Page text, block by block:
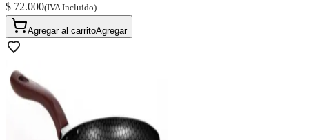
$ 72.000(IVA Incluido)
Agregar al carritoAgregar